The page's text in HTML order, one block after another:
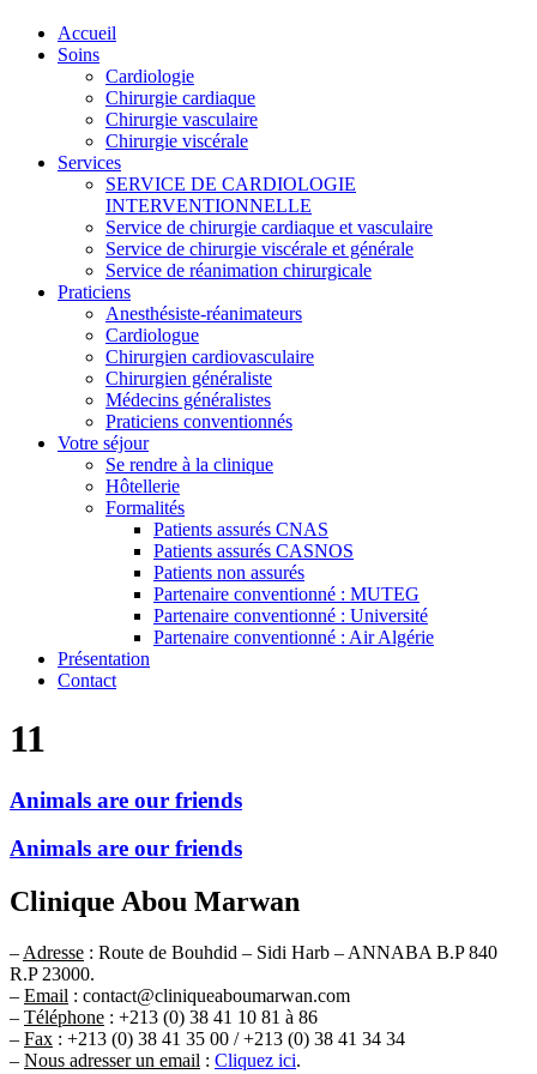
Accueil
Soins
Cardiologie
Chirurgie cardiaque
Chirurgie vasculaire
Chirurgie viscérale
Services
SERVICE DE CARDIOLOGIE
INTERVENTIONNELLE
Service de chirurgie cardiaque et vasculaire
Service de chirurgie viscérale et générale
Service de réanimation chirurgicale
Praticiens
Anesthésiste-réanimateurs
Cardiologue
Chirurgien cardiovasculaire
Chirurgien généraliste
Médecins généralistes
Praticiens conventionnés
Votre séjour
Se rendre à la clinique
Hôtellerie
Formalités
Patients assurés CNAS
Patients assurés CASNOS
Patients non assurés
Partenaire conventionné : MUTEG
Partenaire conventionné : Université
Partenaire conventionné : Air Algérie
Présentation
Contact
11
Animals are our friends
Animals are our friends
Clinique Abou Marwan
– Adresse : Route de Bouhdid – Sidi Harb – ANNABA B.P 840
R.P 23000.
– Email : contact@cliniqueaboumarwan.com
– Téléphone : +213 (0) 38 41 10 81 à 86
– Fax : +213 (0) 38 41 35 00 / +213 (0) 38 41 34 34
– Nous adresser un email : Cliquez ici.